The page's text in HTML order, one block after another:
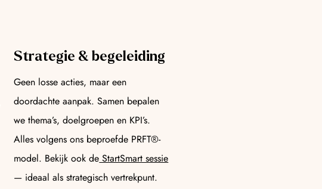
Strategie & begeleiding
Geen losse acties, maar een
doordachte aanpak. Samen bepalen
we thema’s, doelgroepen en KPI’s.
Alles volgens ons beproefde PRFT®-
model. Bekijk ook de StartSmart sessie
— ideaal als strategisch vertrekpunt.